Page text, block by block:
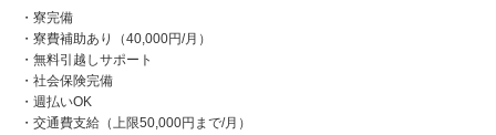
・寮完備
・寮費補助あり（40,000円/月）
・無料引越しサポート
・社会保険完備
・週払いOK
・交通費支給（上限50,000円まで/月）